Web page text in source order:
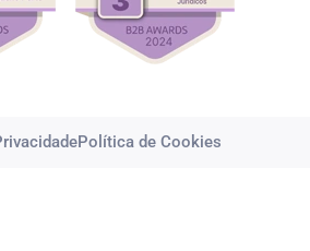
Política de Cookies